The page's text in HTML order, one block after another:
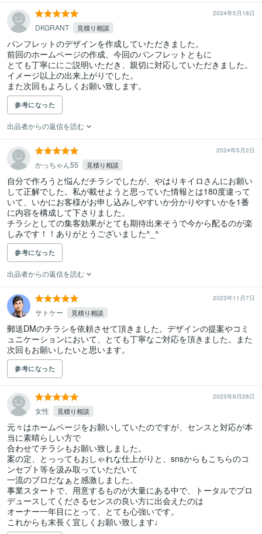
2024年5月18日
DKGRANT 見積り相談
パンフレットのデザインを作成していただきました。
前回のホームページの作成、今回のパンフレットともに
とても丁寧ににご説明いただき、親切に対応していただきました。
イメージ以上の出来上がりでした。
また次回もよろしくお願い致します。
参考になった
出品者からの返信を読む
2024年5月2日
かっちゃん55 見積り相談
自分で作ろうと悩んだチラシでしたが、やはりキイロさんにお願い
して正解でした。私が載せようと思っていた情報とは180度違って
いて、いかにお客様がお申し込みしやすいか分かりやすいかを1番
に内容を構成して下さりました。
チラシとしての集客効果がとても期待出来そうで今から配るのが楽
しみです！！ありがとうございました^_^
参考になった
出品者からの返信を読む
2023年11月7日
サトケー 見積り相談
郵送DMのチラシを依頼させて頂きました。デザインの提案やコミ
ュニケーションにおいて、とても丁寧なご対応を頂きました。また
次回もお願いしたいと思います。
参考になった
2023年9月28日
女性 見積り相談
元々はホームページをお願いしていたのですが、センスと対応が本
当に素晴らしい方で
合わせてチラシもお願い致しました。
案の定、とっってもおしゃれな仕上がりと、snsからもこちらのコ
ンセプト等を汲み取っていただいて
一流のプロだなぁと感激しました。
事業スタートで、用意するものが大量にある中で、トータルでプロ
デュースしてくださるセンスの良い方に出会えたのは
オーナー一年目にとって、とても心強いです。
これからも末長く宜しくお願い致します♩